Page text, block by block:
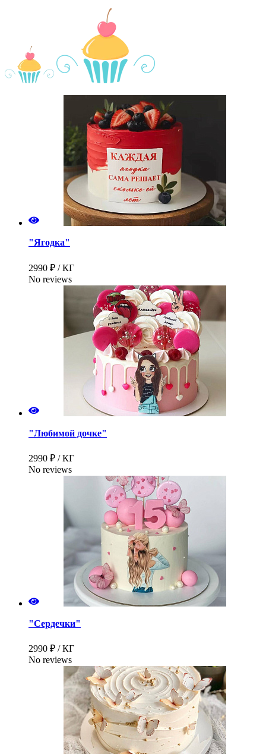
"Ягодка"
2990 ₽ / КГ
No reviews
"Любимой дочке"
2990 ₽ / КГ
No reviews
"Сердечки"
2990 ₽ / КГ
No reviews